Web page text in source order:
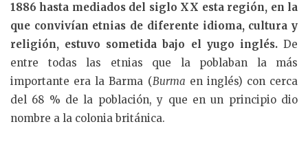
1886 hasta mediados del siglo XX esta región, en la
que convivían etnias de diferente idioma, cultura y
religión, estuvo sometida bajo el yugo inglés.De
entre todas las etnias que la poblaban la más
importante era la Barma (Burma en inglés) con cerca
del 68 % de la población, y que en un principio dio
nombre a la colonia británica.